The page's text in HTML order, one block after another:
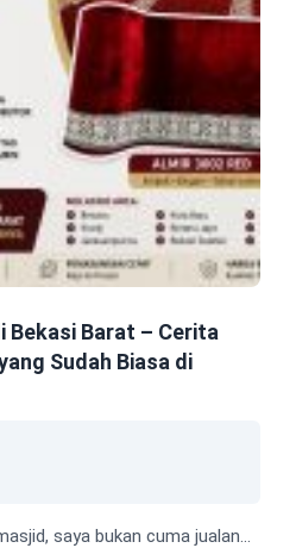
Bekasi Barat – Cerita
Sudah Biasa di
saya bukan cuma jualan…